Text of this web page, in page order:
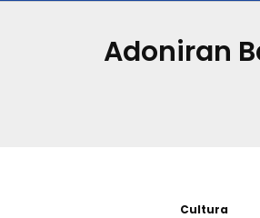
Adoniran
Cultura